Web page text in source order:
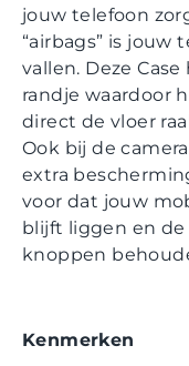
jouw telefoon
“airbags” is jouw
vallen. Deze
randje waardoor
direct de vloer
Ook bij de
extra
voor dat jouw
blijft liggen en
knoppen
Kenmerken